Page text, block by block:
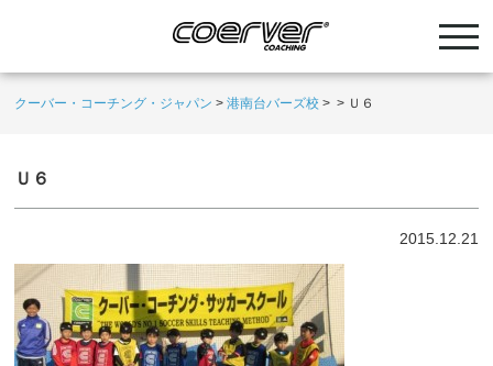
クーバー・コーチング・ジャパン >港南台バーズ校 > > Ｕ６
Ｕ６
2015.12.21